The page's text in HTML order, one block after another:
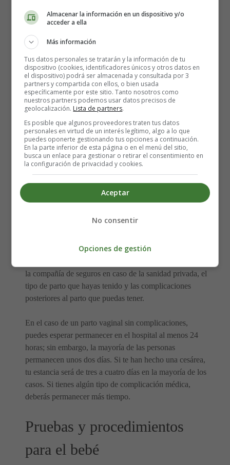
estancia en el hospital
Después de la primera o segunda hora inicial, es probable
que te trasladen de la sala de partos a la unidad de
posparto de tu hospital. Sin embargo, algunos hospitales
combinan las salas de parto con las de posparto y no
exigen el traslado.
Es probable que pases los próximos días en el hospital,
recuperándote, recibiendo cuidados y preparándote para
volver a casa. Esto es lo que pueden ser los próximos
días para ti.
¿Cuánto tiempo permanecerás
en el hospital?
La duración de la estancia hospitalaria depende de varios
la compañía de seguros en caso de la sanidad privada, el
tipo de parto que hayas tenido y las complicaciones
posteriores al parto que puedas tener.
En el caso de un parto vaginal sin complicaciones,
puedes esperar permanecer en el hospital al menos 24
horas; sin embargo, la mayoría de las personas
permanecen unos dos días. Si te han hecho una cesárea,
tu estancia será de tres a cuatro días en la mayoría de los
casos. Si tienes algún tipo de complicación médica,
deberás permanecer más tiempo.
Pruebas y procedimientos
para el bebé
Almacenar la información en un dispositivo y/o
acceder a ella
Más información
Tus datos personales se tratarán y la información de tu
dispositivo (cookies, identificadores únicos y otros datos en
el dispositivo) podrá ser almacenada y consultada por 3
partners y compartida con ellos, o bien usada
específicamente por este sitio. Tanto nosotros como
nuestros partners podemos usar datos precisos de
geolocalización. Lista de partners.
Es posible que algunos proveedores traten tus datos
personales en virtud de un interés legítimo, algo a lo que
puedes oponerte gestionando tus opciones a continuación.
En la parte inferior de esta página o en el menú del sitio,
busca un enlace para gestionar o retirar el consentimiento en
la configuración de privacidad y cookies.
Aceptar
No consentir
Opciones de gestión